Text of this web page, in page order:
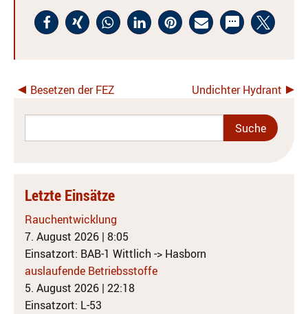
Besetzen der FEZ Undichter Hydrant
Letzte Einsätze
Rauchentwicklung
7. August 2026 | 8:05
Einsatzort: BAB-1 Wittlich -> Hasborn
auslaufende Betriebsstoffe
5. August 2026 | 22:18
Einsatzort: L-53